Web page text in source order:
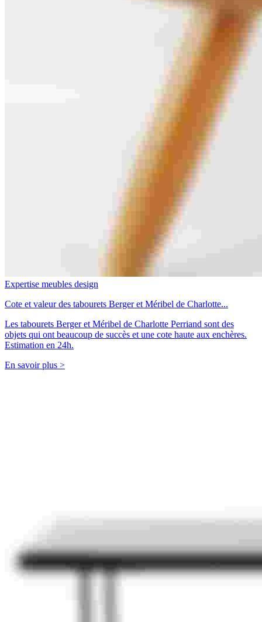
Expertise meubles design
Cote et valeur des tabourets Berger et Méribel de Charlotte...
Les tabourets Berger et Méribel de Charlotte Perriand sont des
objets qui ont beaucoup de succès et une cote haute aux enchères.
Estimation en 24h.
En savoir plus >